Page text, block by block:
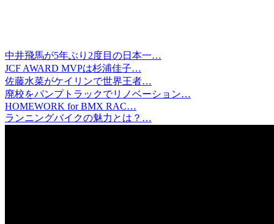
中井飛馬が5年ぶり2度目の日本一…
JCF AWARD MVPは杉浦佳子…
佐藤水菜がケイリンで世界王者…
廃校をパンプトラックでリノベーション…
HOMEWORK for BMX RAC…
ランニングバイクの魅力とは？…